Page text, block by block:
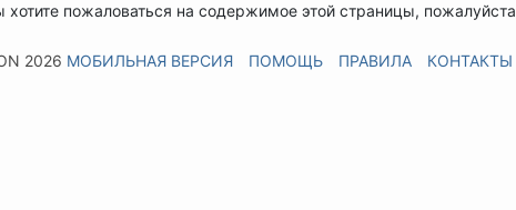
хотите пожаловаться на содержимое этой страницы, пожалуйста
2026 МОБИЛЬНАЯ ВЕРСИЯ ПОМОЩЬ ПРАВИЛА КОНТАКТЫ